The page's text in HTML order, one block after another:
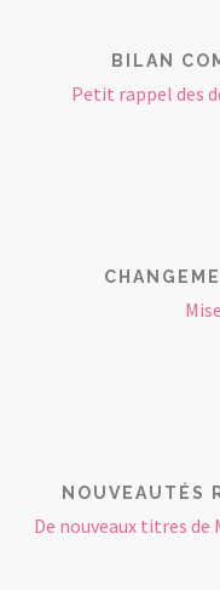
BILAN
Petit rappel des
NOUVEAUTÉS
De nouveaux titres de